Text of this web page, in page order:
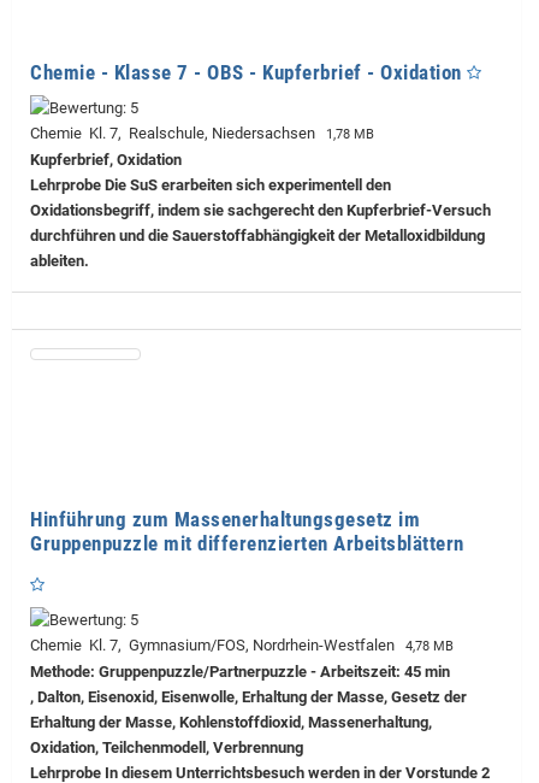
Chemie - Klasse 7 - OBS - Kupferbrief - Oxidation
Chemie Kl. 7, Realschule, Niedersachsen 1,78 MB
Kupferbrief, Oxidation
Lehrprobe Die SuS erarbeiten sich experimentell den
Oxidationsbegriff, indem sie sachgerecht den Kupferbrief-Versuch
durchführen und die Sauerstoffabhängigkeit der Metalloxidbildung
ableiten.
Hinführung zum Massenerhaltungsgesetz im
Gruppenpuzzle mit differenzierten Arbeitsblättern
Chemie Kl. 7, Gymnasium/FOS, Nordrhein-Westfalen 4,78 MB
Methode: Gruppenpuzzle/Partnerpuzzle - Arbeitszeit: 45 min
, Dalton, Eisenoxid, Eisenwolle, Erhaltung der Masse, Gesetz der
Erhaltung der Masse, Kohlenstoffdioxid, Massenerhaltung,
Oxidation, Teilchenmodell, Verbrennung
Lehrprobe In diesem Unterrichtsbesuch werden in der Vorstunde 2